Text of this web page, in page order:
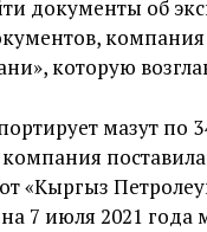
документы об
компания
которую
мазут по
«Кыргыз
7 июля 2021 года